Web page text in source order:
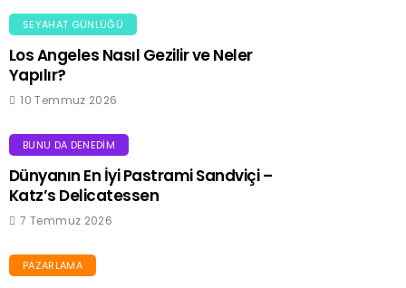
SEYAHAT GÜNLÜĞÜ
Los Angeles Nasıl Gezilir ve Neler
Yapılır?
10 Temmuz 2026
BUNU DA DENEDIM
Dünyanın En İyi Pastrami Sandviçi –
Katz’s Delicatessen
7 Temmuz 2026
PAZARLAMA